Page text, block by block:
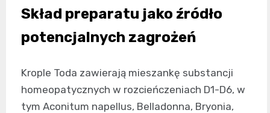
Skład preparatu jako źródło
potencjalnych zagrożeń
Krople Toda zawierają mieszankę substancji
homeopatycznych w rozcieńczeniach D1-D6, w
tym Aconitum napellus, Belladonna, Bryonia,